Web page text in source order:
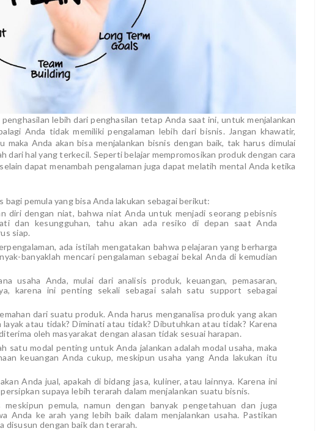
lebih dari penghasilan tetap Anda saat ini, untuk menjalankan
Anda tidak memiliki pengalaman lebih dari bisnis. Jangan khawatir,
maka Anda akan bisa menjalankan bisnis dengan baik, tak harus dimulai
dari hal yang terkecil. Seperti belajar mempromosikan produk dengan cara
dapat menambah pengalaman juga dapat melatih mental Anda ketika
pemula yang bisa Anda lakukan sebagai berikut:
diri dengan niat, bahwa niat Anda untuk menjadi seorang pebisnis
dan kesungguhan, tahu akan ada resiko di depan saat Anda
siap.
ada istilah mengatakan bahwa pelajaran yang berharga
banyaklah mencari pengalaman sebagai bekal Anda di kemudian
usaha Anda, mulai dari analisis produk, keuangan, pemasaran,
karena ini penting sekali sebagai salah satu support sebagai
dari suatu produk. Anda harus menganalisa produk yang akan
layak atau tidak? Diminati atau tidak? Dibutuhkan atau tidak? Karena
oleh masyarakat dengan alasan tidak sesuai harapan.
satu modal penting untuk Anda jalankan adalah modal usaha, maka
keuangan Anda cukup, meskipun usaha yang Anda lakukan itu
Anda jual, apakah di bidang jasa, kuliner, atau lainnya. Karena ini
supaya lebih terarah dalam menjalankan suatu bisnis.
pemula, namun dengan banyak pengetahuan dan juga
Anda ke arah yang lebih baik dalam menjalankan usaha. Pastikan
disusun dengan baik dan terarah.